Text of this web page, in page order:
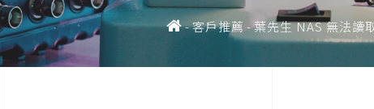
-客戶推薦 -葉先生 NAS 無法讀